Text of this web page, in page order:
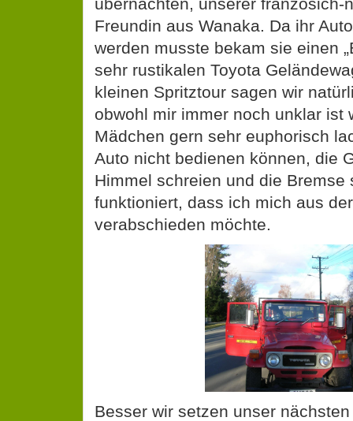
Freundin aus Wanaka. Da ihr
werden musste bekam sie einen
sehr rustikalen Toyota
kleinen Spritztour sagen wir
obwohl mir immer noch unklar ist
Mädchen gern sehr euphorisch
Auto nicht bedienen können, die
Himmel schreien und die Bremse
funktioniert, dass ich mich aus
verabschieden möchte.
Besser wir setzen unser